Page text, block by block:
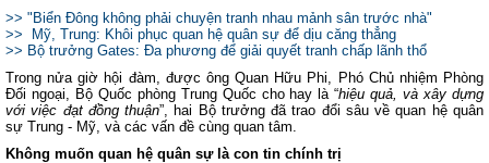
>> "Biển Đông không phải chuyện tranh nhau mảnh sân trước nhà"
>> Mỹ, Trung: Khôi phục quan hệ quân sự để dịu căng thẳng
>> Bộ trưởng Gates: Đa phương để giải quyết tranh chấp lãnh thổ
Trong nửa giờ hội đàm, được ông Quan Hữu Phi, Phó Chủ nhiệm Phòng
Đối ngoại, Bộ Quốc phòng Trung Quốc cho hay là “hiệu quả, và xây dựng
với việc đạt đồng thuận”, hai Bộ trưởng đã trao đổi sâu về quan hệ quân
sự Trung - Mỹ, và các vấn đề cùng quan tâm.
Không muốn quan hệ quân sự là con tin chính trị